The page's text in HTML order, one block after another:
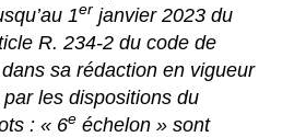
1er janvier 2023 du
R. 234-2 du code de
sa rédaction en vigueur
les dispositions du
: « 6e échelon » sont